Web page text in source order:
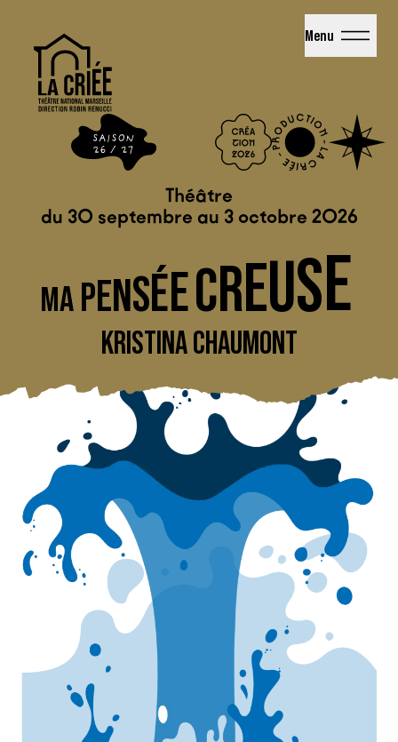
Menu
Théâtre
du 30 septembre au 3 octobre 2026
MA PENSÉECREUSE
KRISTINA CHAUMONT